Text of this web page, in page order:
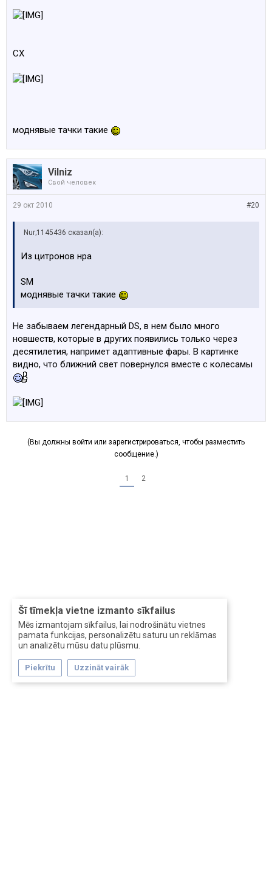
Šī tīmekļa vietne izmanto sīkfailus
Mēs izmantojam sīkfailus, lai nodrošinātu vietnes
pamata funkcijas, personalizētu saturu un reklāmas
un analizētu mūsu datu plūsmu.
Piekrītu Uzzināt vairāk
CX
моднявые тачки такие
Vilniz
Свой человек
#20
29 окт 2010
Nur;1145436 сказал(а):
Из цитронов нра
SM
моднявые тачки такие
Не забываем легендарный DS, в нем было много
новшеств, которые в других появились только через
десятилетия, напримет адаптивные фары. В картинке
видно, что ближний свет повернулся вместе с колесамы
(Вы должны войти или зарегистрироваться, чтобы разместить
сообщение.)
1 2